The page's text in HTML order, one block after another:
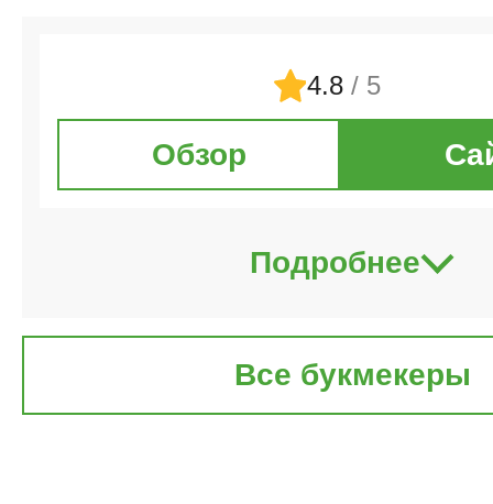
4.8 / 5
Обзор
Подробнее
Все букмекеры